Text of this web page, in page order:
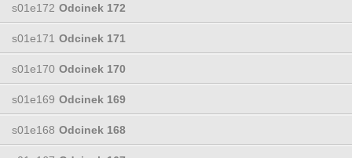
s01e172 Odcinek 172
s01e171 Odcinek 171
s01e170 Odcinek 170
s01e169 Odcinek 169
s01e168 Odcinek 168